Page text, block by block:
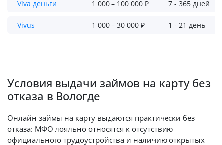
Viva деньги 1 000 – 100 000 ₽ 7 - 365 дней
Vivus 1 000 – 30 000 ₽ 1 - 21 день
Условия выдачи займов на карту без
отказа в Вологде
Онлайн займы на карту выдаются практически без
отказа: МФО лояльно относятся к отсутствию
официального трудоустройства и наличию открытых